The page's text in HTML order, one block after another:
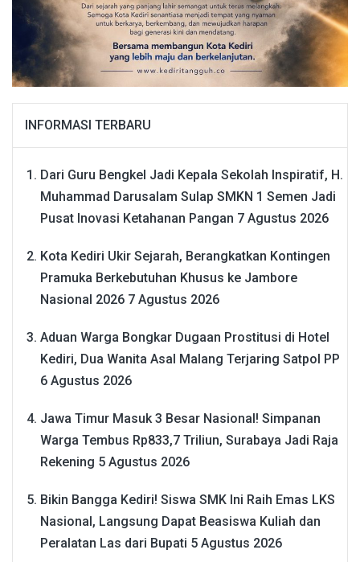
INFORMASI TERBARU
Dari Guru Bengkel Jadi Kepala Sekolah Inspiratif, H.
Muhammad Darusalam Sulap SMKN 1 Semen Jadi
Pusat Inovasi Ketahanan Pangan 7 Agustus 2026
Kota Kediri Ukir Sejarah, Berangkatkan Kontingen
Pramuka Berkebutuhan Khusus ke Jambore
Nasional 2026 7 Agustus 2026
Aduan Warga Bongkar Dugaan Prostitusi di Hotel
Kediri, Dua Wanita Asal Malang Terjaring Satpol PP
6 Agustus 2026
Jawa Timur Masuk 3 Besar Nasional! Simpanan
Warga Tembus Rp833,7 Triliun, Surabaya Jadi Raja
Rekening 5 Agustus 2026
Bikin Bangga Kediri! Siswa SMK Ini Raih Emas LKS
Nasional, Langsung Dapat Beasiswa Kuliah dan
Peralatan Las dari Bupati 5 Agustus 2026